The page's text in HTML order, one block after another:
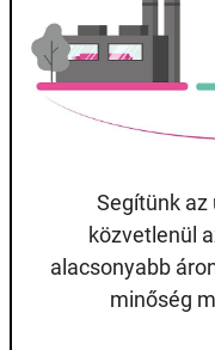
Segítünk
közvetlenül
alacsonyabb
minőség